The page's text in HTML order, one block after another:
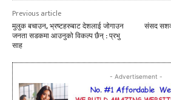
Previous article
मुलुक बचाउन, भ्रष्टहरुबाट देशलाई जोगाउन
जनता सडकमा आउनुको विकल्प छैन् : प्रभु
साह
संसद
- Advertisement -